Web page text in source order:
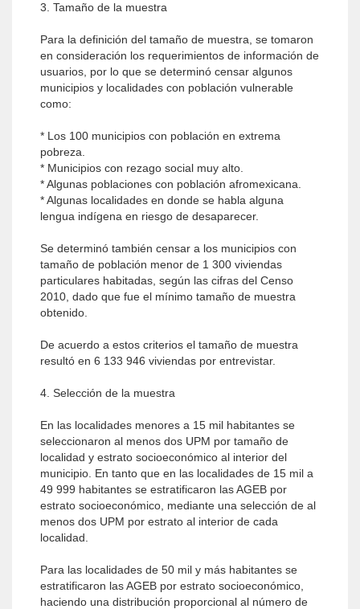
3. Tamaño de la muestra
Para la definición del tamaño de muestra, se tomaron
en consideración los requerimientos de información de
usuarios, por lo que se determinó censar algunos
municipios y localidades con población vulnerable
como:
* Los 100 municipios con población en extrema
pobreza.
* Municipios con rezago social muy alto.
* Algunas poblaciones con población afromexicana.
* Algunas localidades en donde se habla alguna
lengua indígena en riesgo de desaparecer.
Se determinó también censar a los municipios con
tamaño de población menor de 1 300 viviendas
particulares habitadas, según las cifras del Censo
2010, dado que fue el mínimo tamaño de muestra
obtenido.
De acuerdo a estos criterios el tamaño de muestra
resultó en 6 133 946 viviendas por entrevistar.
4. Selección de la muestra
En las localidades menores a 15 mil habitantes se
seleccionaron al menos dos UPM por tamaño de
localidad y estrato socioeconómico al interior del
municipio. En tanto que en las localidades de 15 mil a
49 999 habitantes se estratificaron las AGEB por
estrato socioeconómico, mediante una selección de al
menos dos UPM por estrato al interior de cada
localidad.
Para las localidades de 50 mil y más habitantes se
estratificaron las AGEB por estrato socioeconómico,
haciendo una distribución proporcional al número de